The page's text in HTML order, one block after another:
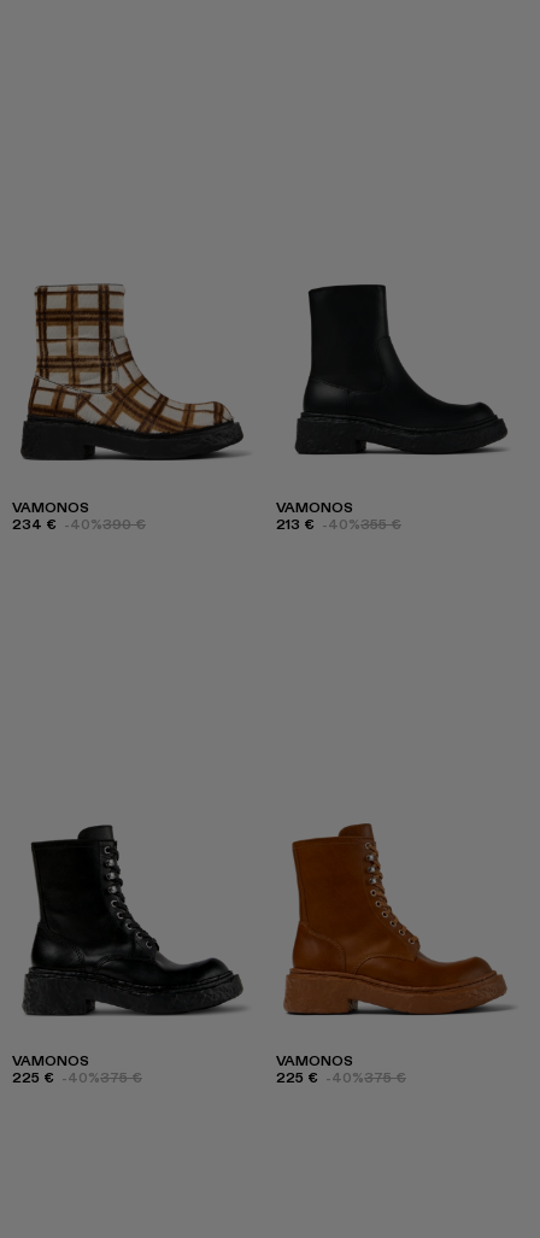
VAMONOS
234 € -40%390 €
VAMONOS
213 € -40%355 €
VAMONOS
225 € -40%375 €
VAMONOS
225 € -40%375 €